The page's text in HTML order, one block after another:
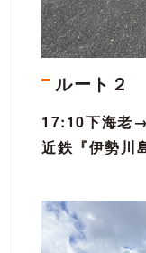
ルート２
17:10下海老
近鉄『伊勢川